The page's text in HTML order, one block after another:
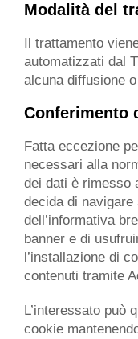
Modalità del
Il trattamento
automatizzati dal
alcuna diffusione
Conferimento
Fatta eccezione
necessari alla
dei dati è rimesso
decida di
dell’informativa
banner e di
l’installazione di
contenuti tramite
L’interessato può
cookie